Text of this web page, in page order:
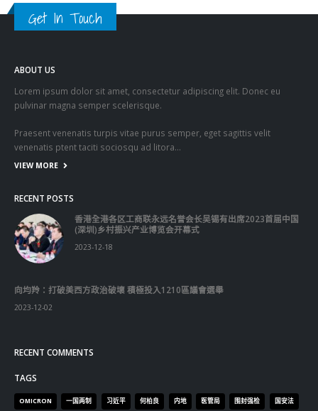
Get In Touch
ABOUT US
Lorem ipsum dolor sit amet, consectetur adipiscing elit. Donec eu
pulvinar magna semper scelerisque.
Praesent venenatis turpis vitae purus semper, eget sagittis velit
venenatis ptent taciti sociosqu ad litora…
VIEW MORE
RECENT POSTS
香港全港各区工商联永远名誉会长吴锡有出席2023首届中国
(深圳)乡村振兴产业博览会开幕式
2023-12-18
向均羚：打破美西方政治破壞 積極投入1210區議會選舉
2023-12-02
RECENT COMMENTS
TAGS
OMICRON 一国两制 习近平 何柏良 内地 医管局 围封强检 国安法